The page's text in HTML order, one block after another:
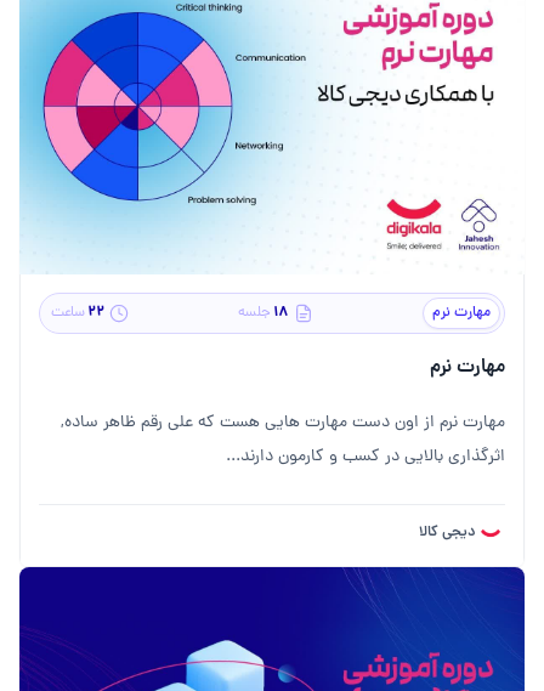
مهارت نرم ۱۸ جلسه ۲۲ساعت
مهارت نرم
مهارت نرم از اون دست مهارت هایی هست که علی رقم ظاهر ساده,
اثرگذاری بالایی در کسب و کارمون دارند...
دیجی کالا